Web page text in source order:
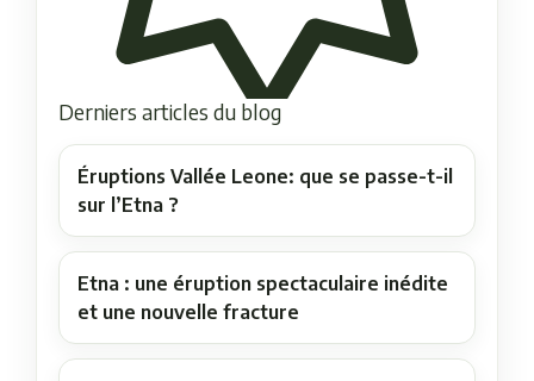
Derniers articles du blog
Éruptions Vallée Leone: que se passe-t-il
sur l’Etna ?
Etna : une éruption spectaculaire inédite
et une nouvelle fracture